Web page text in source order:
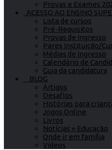
Provas e Exames
ACESSO AO ENSINO
Lista de cursos
Pré-Requisitos
Provas de Ingresso
Pares Instituição/
Médias de Ingresso
Calendário de
Guia da candidatura
BLOG
Artigos
Desafios
Histórias para
Jogos Online
Livros
Notícias » Educação
Onde ir em família
Vídeos